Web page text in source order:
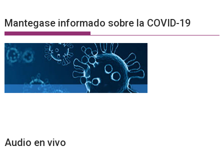
Mantegase informado sobre la COVID-19
Audio en vivo